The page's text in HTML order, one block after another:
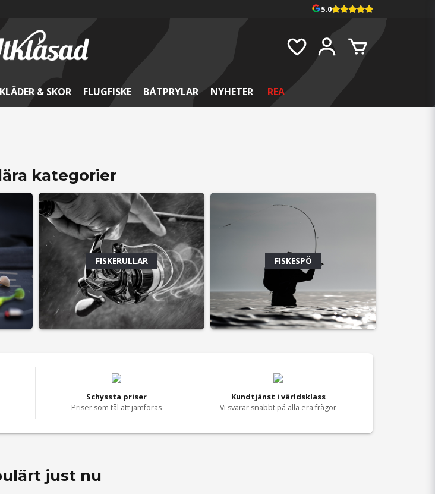
5.0
KLÄDER & SKOR FLUGFISKE BÅTPRYLAR NYHETER REA
Nya Abu Beast Upp till 38% rabatt
kategorier
FISKERULLAR FISKESPÖ
Schyssta priser
Priser som tål att jämföras
Kundtjänst i världsklass
Vi svarar snabbt på alla era frågor
just nu